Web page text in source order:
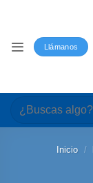
Llámanos
Buscar
por:
Inicio /